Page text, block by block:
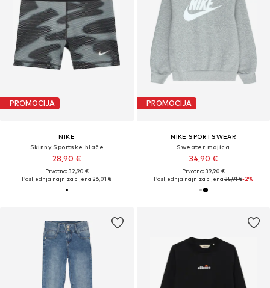
PROMOCIJA
NIKE
Skinny Sportske hlače
28,90 €
Prvotno: 32,90 €
Posljednja najniža cijena:26,01 €
PROMOCIJA
NIKE SPORTSWEAR
Sweater majica
34,90 €
Prvotno: 39,90 €
Posljednja najniža cijena:35,91 €-2%